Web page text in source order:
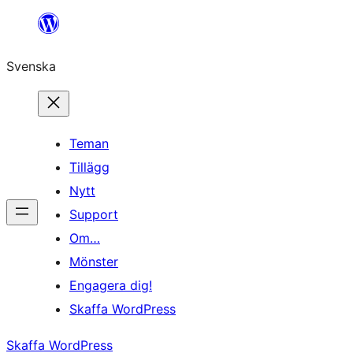
Hoppa
innehåll
Svenska
Teman
Tillägg
Nytt
Support
Om…
Mönster
Engagera dig!
Skaffa WordPress
Skaffa WordPress